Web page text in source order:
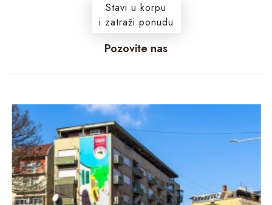
Stavi u korpu
i zatraži ponudu
Pozovite nas